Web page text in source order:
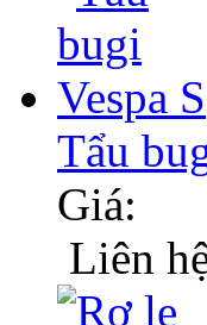
Tẩu
Giá:
Liên